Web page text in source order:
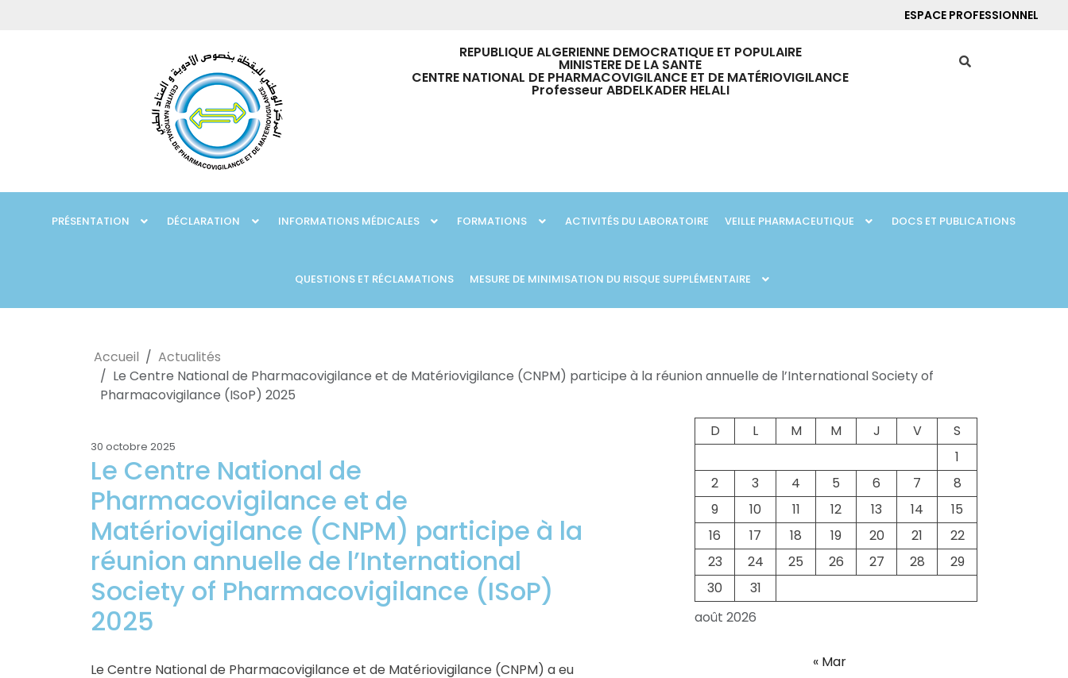
ESPACE PROFESSIONNEL
REPUBLIQUE ALGERIENNE DEMOCRATIQUE ET POPULAIRE
MINISTERE DE LA SANTE
CENTRE NATIONAL DE PHARMACOVIGILANCE ET DE MATÉRIOVIGILANCE
Professeur ABDELKADER HELALI
PRÉSENTATION DÉCLARATION INFORMATIONS MÉDICALES FORMATIONS ACTIVITÉS DU LABORATOIRE VEILLE PHARMACEUTIQUE DOCS ET PUBLICATIONS
QUESTIONS ET RÉCLAMATIONS MESURE DE MINIMISATION DU RISQUE SUPPLÉMENTAIRE
Accueil
Actualités
Le Centre National de Pharmacovigilance et de Matériovigilance (CNPM) participe à la réunion annuelle de l’International Society of
Pharmacovigilance (ISoP) 2025
30 octobre 2025
Le Centre National de
Pharmacovigilance et de
Matériovigilance (CNPM) participe à la
réunion annuelle de l’International
Society of Pharmacovigilance (ISoP)
2025
Le Centre National de Pharmacovigilance et de Matériovigilance (CNPM) a eu
août 2026
D L M M J V
S
1
2
3 4 5 6 7
8
9
10 11 12 13 14
15
16
17 18 19 20 21
22
23
24 25 26 27 28
29
30
31
« Mar